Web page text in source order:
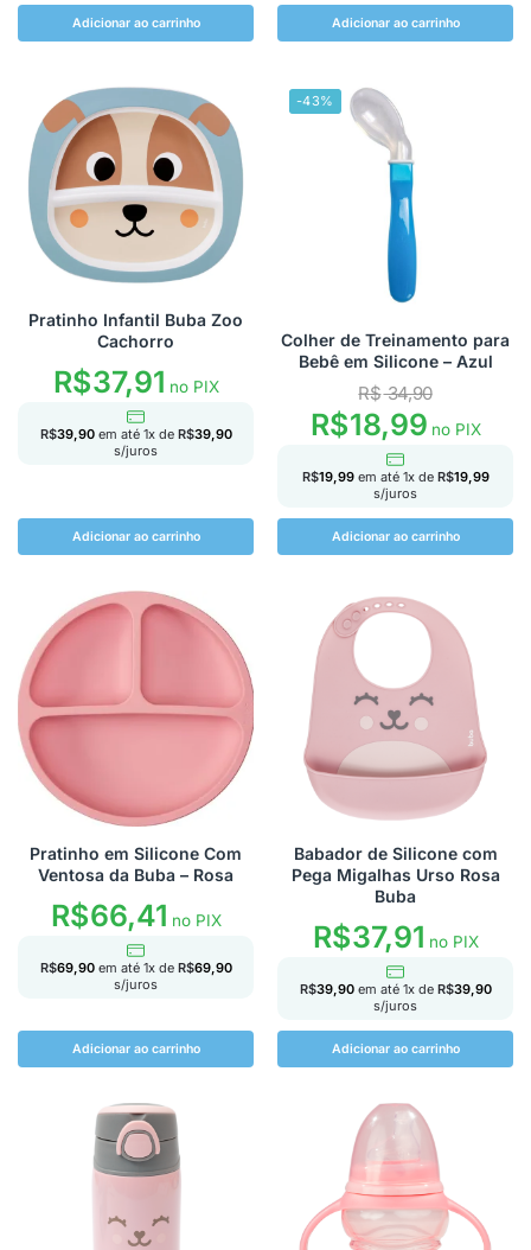
Adicionar ao carrinho Adicionar ao carrinho
Pratinho Infantil Buba Zoo
Cachorro
R$37,91 no PIX
R$39,90 em até 1x de R$39,90
s/juros
Adicionar ao carrinho
-43%
Colher de Treinamento para
Bebê em Silicone – Azul
R$34,90
R$18,99no PIX
R$19,99 em até 1x de R$19,99
s/juros
Adicionar ao carrinho
Pratinho em Silicone Com
Ventosa da Buba – Rosa
R$66,41 no PIX
R$69,90 em até 1x de R$69,90
s/juros
Adicionar ao carrinho
Babador de Silicone com
Pega Migalhas Urso Rosa
Buba
R$37,91 no PIX
R$39,90 em até 1x de R$39,90
s/juros
Adicionar ao carrinho